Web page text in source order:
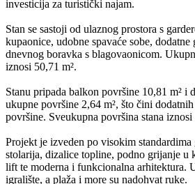
investicija za turistički najam.
Stan se sastoji od ulaznog prostora s
kupaonice, udobne spavaće sobe, dodatne
dnevnog boravka s blagovaonicom.
iznosi 50,71 m².
Stanu pripada balkon površine 10,81 m² i
ukupne površine 2,64 m², što čini
površine. Sveukupna površina stana iznosi
Projekt je izveden po visokim standardima
stolarija, dizalice topline, podno grijanje u
lift te moderna i funkcionalna arhitektura.
igralište, a plaža i more su nadohvat ruke.